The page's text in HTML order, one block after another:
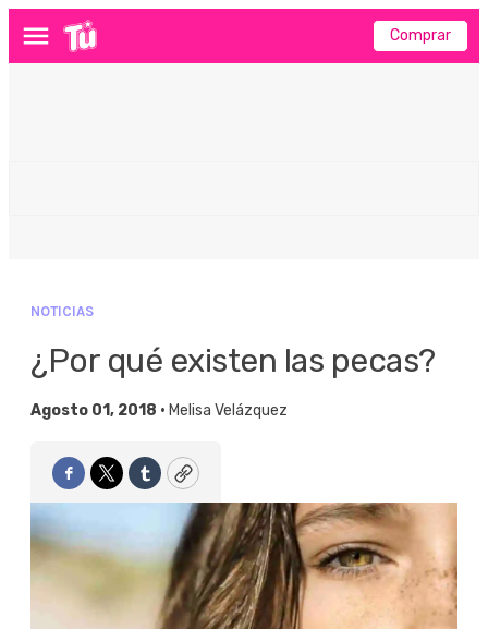
Menú Comprar
NOTICIAS
¿Por qué existen las pecas?
Agosto 01, 2018 • Melisa Velázquez
Facebook
TwitterTumblrCopy